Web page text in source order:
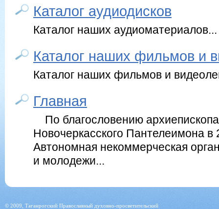
Каталог аудиодисков
Каталог наших аудиоматериалов...
Каталог наших фильмов и
Каталог наших фильмов и
Главная
По благословению архиепископа
Новочеркасского Пантелеимона в
Автономная некоммерческая
и молодежи...
© 2009, Таганрогский Православный духовно-просветительский